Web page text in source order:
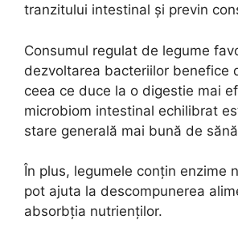
tranzitului intestinal și previn
Consumul regulat de legume
dezvoltarea bacteriilor benefice
ceea ce duce la o digestie mai
microbiom intestinal echilibrat
stare generală mai bună de
În plus, legumele conțin enzime
pot ajuta la descompunerea
absorbția nutrienților.